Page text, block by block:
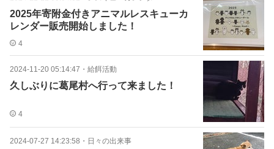
2025年寄附金付きアニマルレスキューカ
レンダー販売開始しました！
4
2024-11-20 05:14:47 ・ 給餌活動
久しぶりに葛尾村へ行って来ました！
4
2024-07-27 14:23:58 ・ 日々の出来事